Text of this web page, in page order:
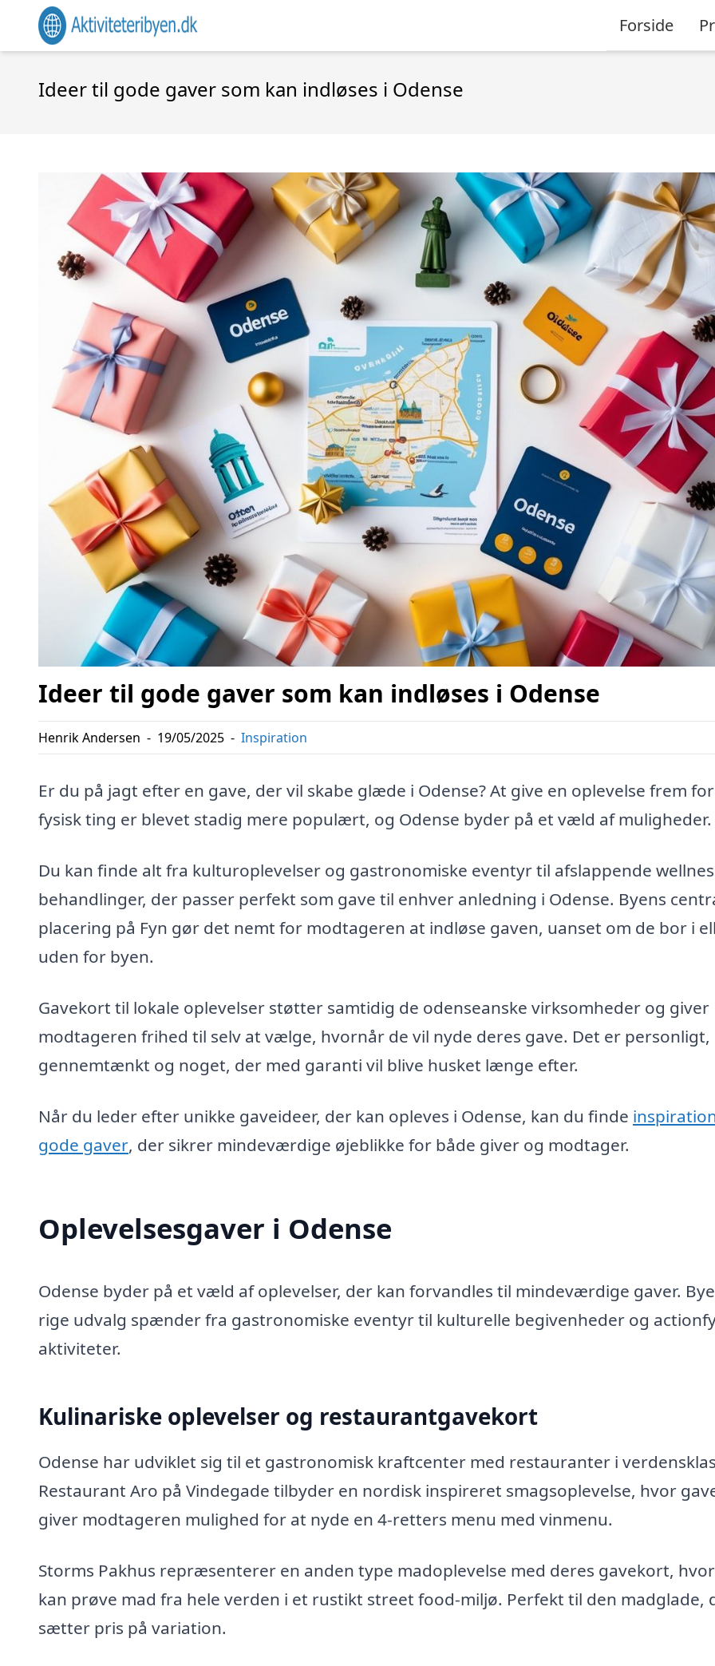
Forside
Ideer til gode gaver som kan indløses i Odense
Ideer til gode gaver som kan indløses i Odense
Henrik Andersen - 19/05/2025 - Inspiration
Er du på jagt efter en gave, der vil skabe glæde i Odense? At give en oplevelse frem
fysisk ting er blevet stadig mere populært, og Odense byder på et væld af muligheder.
Du kan finde alt fra kulturoplevelser og gastronomiske eventyr til afslappende
behandlinger, der passer perfekt som gave til enhver anledning i Odense. Byens
placering på Fyn gør det nemt for modtageren at indløse gaven, uanset om de bor i
uden for byen.
Gavekort til lokale oplevelser støtter samtidig de odenseanske virksomheder og giver
modtageren frihed til selv at vælge, hvornår de vil nyde deres gave. Det er personligt,
gennemtænkt og noget, der med garanti vil blive husket længe efter.
Når du leder efter unikke gaveideer, der kan opleves i Odense, kan du finde
gode gaver, der sikrer mindeværdige øjeblikke for både giver og modtager.
Oplevelsesgaver i Odense
Odense byder på et væld af oplevelser, der kan forvandles til mindeværdige gaver.
rige udvalg spænder fra gastronomiske eventyr til kulturelle begivenheder og
aktiviteter.
Kulinariske oplevelser og restaurantgavekort
Odense har udviklet sig til et gastronomisk kraftcenter med restauranter i
Restaurant Aro på Vindegade tilbyder en nordisk inspireret smagsoplevelse, hvor
giver modtageren mulighed for at nyde en 4-retters menu med vinmenu.
Storms Pakhus repræsenterer en anden type madoplevelse med deres gavekort,
kan prøve mad fra hele verden i et rustikt street food-miljø. Perfekt til den madglade,
sætter pris på variation.